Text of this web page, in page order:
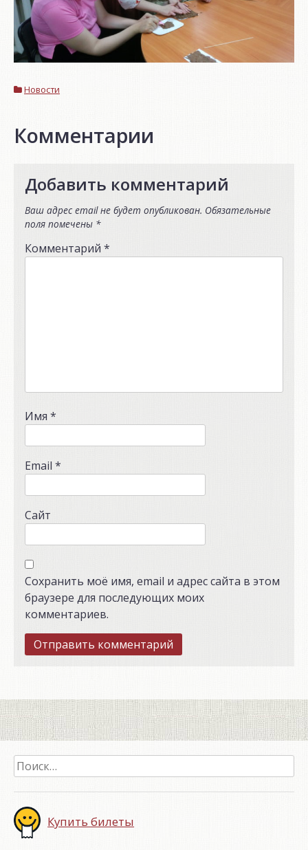
Новости
Комментарии
Добавить комментарий
Ваш адрес email не будет опубликован. Обязательные
поля помечены *
Комментарий *
Имя *
Email *
Сайт
Сохранить моё имя, email и адрес сайта в этом
браузере для последующих моих
комментариев.
Найти:
Купить билеты